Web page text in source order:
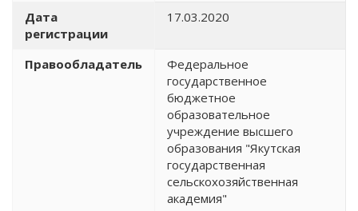
Дата
регистрации
17.03.2020
Правообладатель
Федеральное
государственное
бюджетное
образовательное
учреждение высшего
образования "Якутская
государственная
сельскохозяйственная
академия"